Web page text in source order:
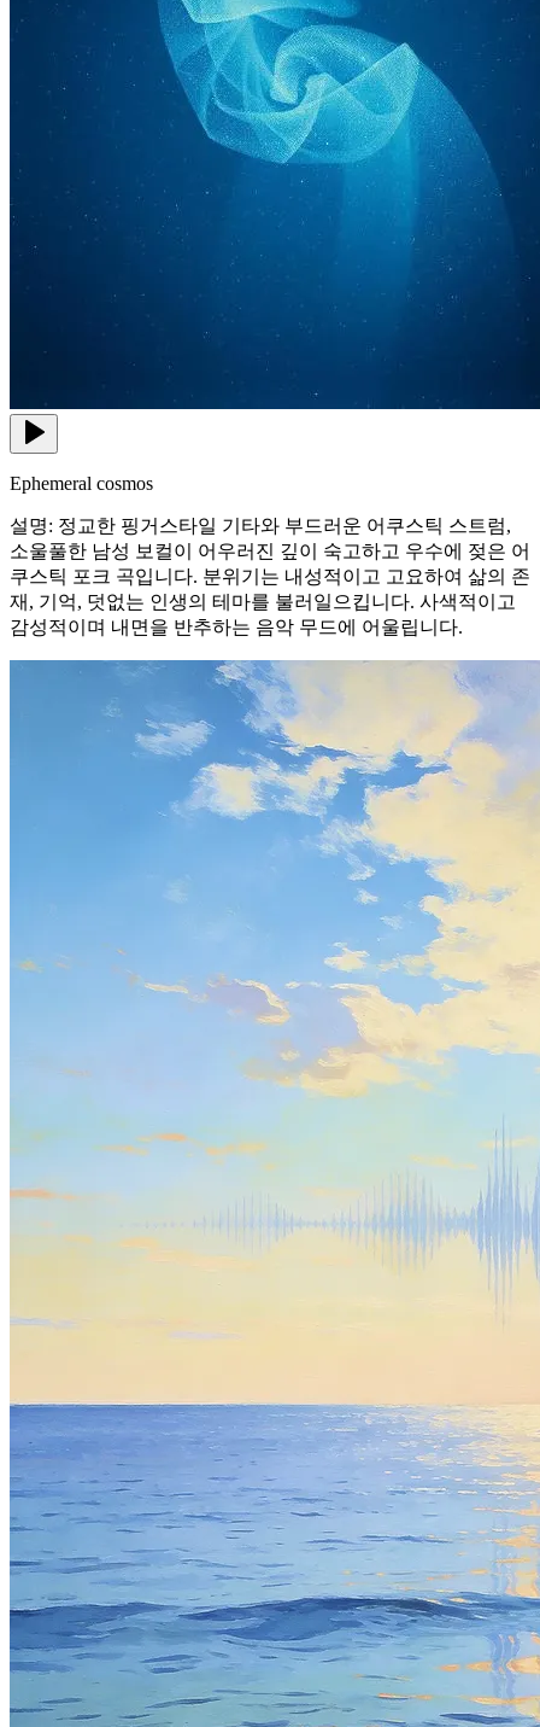
Ephemeral cosmos
설명: 정교한 핑거스타일 기타와 부드러운 어쿠스틱 스트럼,
소울풀한 남성 보컬이 어우러진 깊이 숙고하고 우수에 젖은 어
쿠스틱 포크 곡입니다. 분위기는 내성적이고 고요하여 삶의 존
재, 기억, 덧없는 인생의 테마를 불러일으킵니다. 사색적이고
감성적이며 내면을 반추하는 음악 무드에 어울립니다.